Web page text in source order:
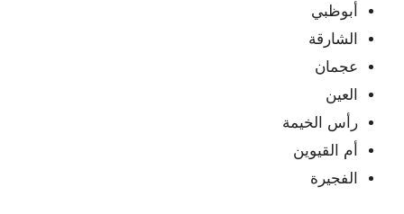
أبوظبي
الشارقة
عجمان
العين
رأس الخيمة
أم القيوين
الفجيرة